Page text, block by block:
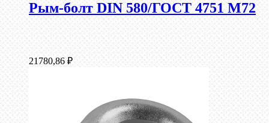
Рым-болт DIN 580/ГОСТ 4751 М72
21780,86 ₽